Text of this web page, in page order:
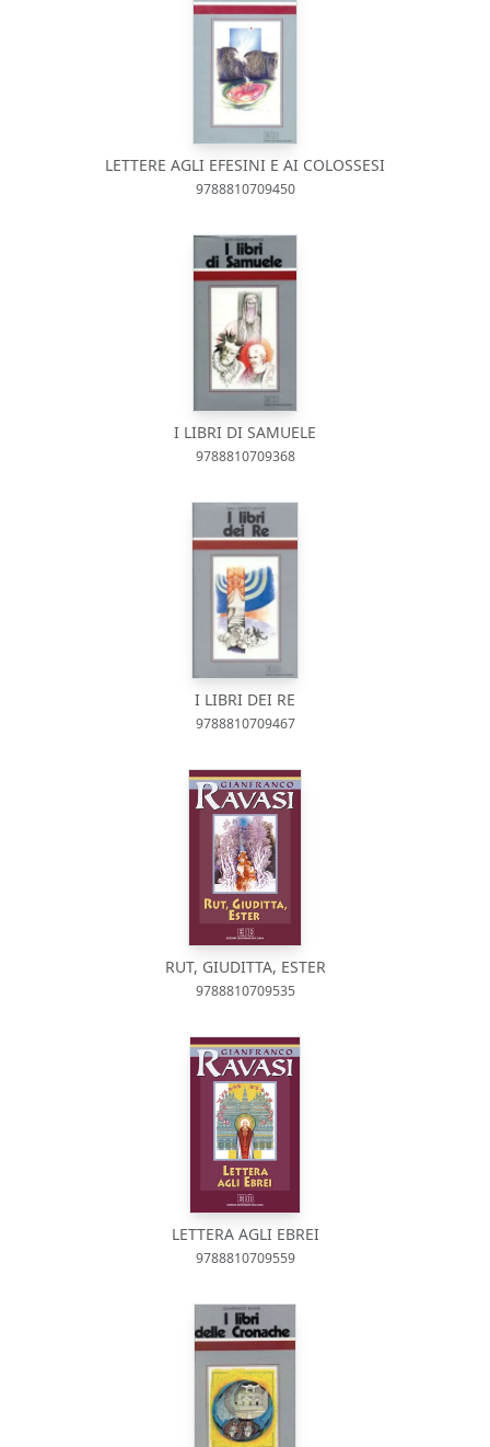
LETTERE AGLI EFESINI E AI COLOSSESI
9788810709450
I LIBRI DI SAMUELE
9788810709368
I LIBRI DEI RE
9788810709467
RUT, GIUDITTA, ESTER
9788810709535
LETTERA AGLI EBREI
9788810709559